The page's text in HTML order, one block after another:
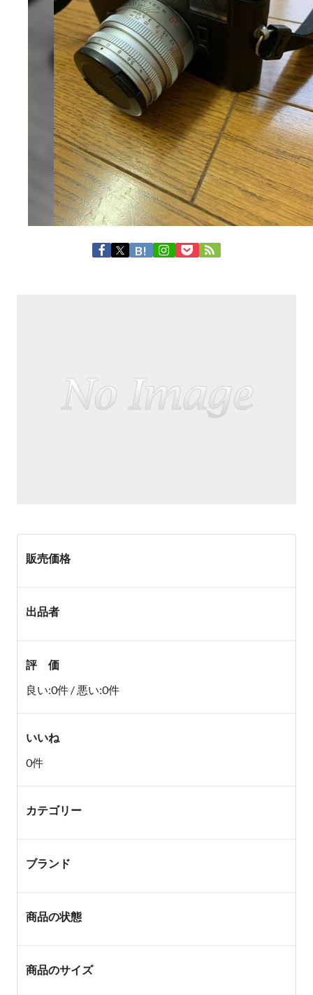
販売価格
出品者
評 価
良い:0件 / 悪い:0件
いいね
0件
カテゴリー
ブランド
商品の状態
商品のサイズ